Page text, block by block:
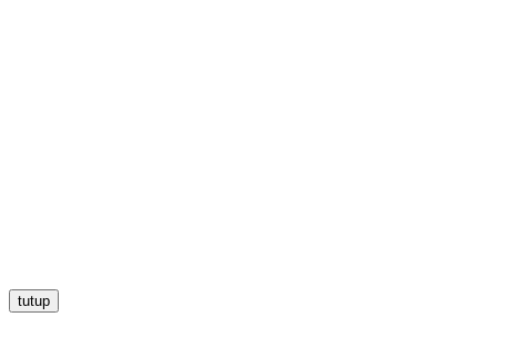
tutup